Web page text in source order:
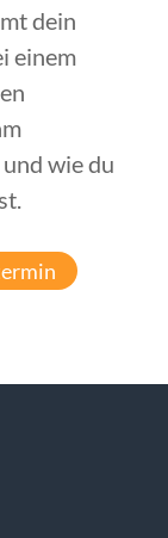
dein
einem
wie du